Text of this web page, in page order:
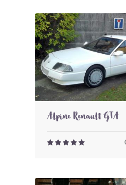
Alpine Renault GTA